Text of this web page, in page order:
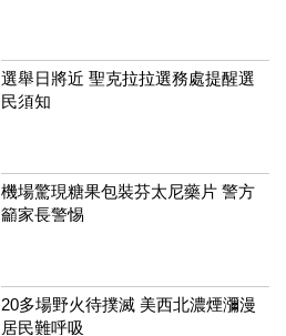
選舉日將近 聖克拉拉選務處提醒選
民須知
機場驚現糖果包裝芬太尼藥片 警方
籲家長警惕
20多場野火待撲滅 美西北濃煙瀰漫
居民難呼吸